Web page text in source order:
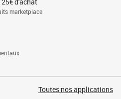
marketplace
Toutes nos applications